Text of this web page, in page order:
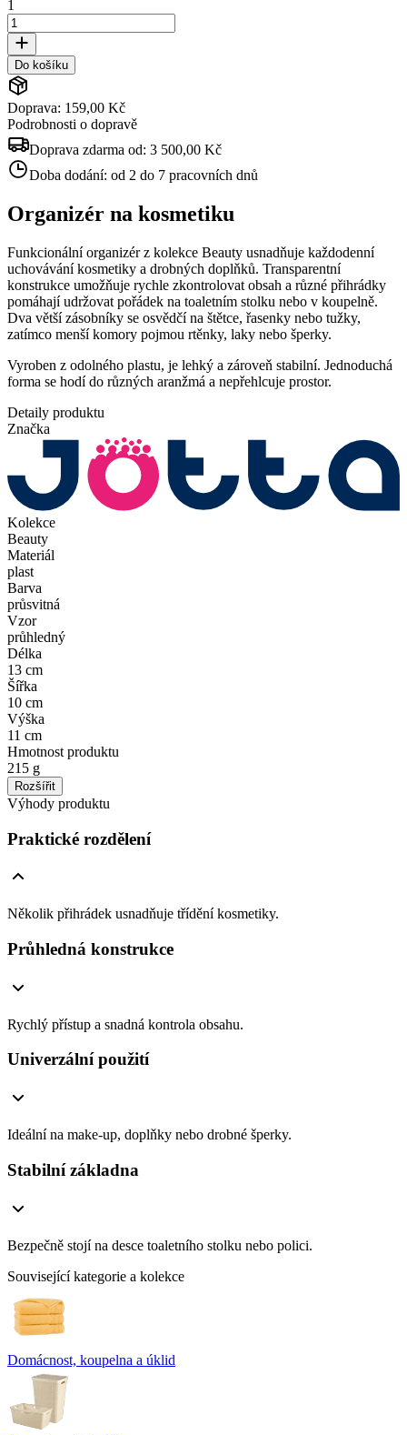
1
Do košíku
Doprava: 159,00 Kč
Podrobnosti o dopravě
Doprava zdarma od: 3 500,00 Kč
Doba dodání: od 2 do 7 pracovních dnů
Organizér na kosmetiku
Funkcionální organizér z kolekce Beauty usnadňuje každodenní
uchovávání kosmetiky a drobných doplňků. Transparentní
konstrukce umožňuje rychle zkontrolovat obsah a různé přihrádky
pomáhají udržovat pořádek na toaletním stolku nebo v koupelně.
Dva větší zásobníky se osvědčí na štětce, řasenky nebo tužky,
zatímco menší komory pojmou rtěnky, laky nebo šperky.
Vyroben z odolného plastu, je lehký a zároveň stabilní. Jednoduchá
forma se hodí do různých aranžmá a nepřehlcuje prostor.
Detaily produktu
Značka
Kolekce
Beauty
Materiál
plast
Barva
průsvitná
Vzor
průhledný
Délka
13 cm
Šířka
10 cm
Výška
11 cm
Hmotnost produktu
215 g
Rozšířit
Výhody produktu
Praktické rozdělení
Několik přihrádek usnadňuje třídění kosmetiky.
Průhledná konstrukce
Rychlý přístup a snadná kontrola obsahu.
Univerzální použití
Ideální na make-up, doplňky nebo drobné šperky.
Stabilní základna
Bezpečně stojí na desce toaletního stolku nebo polici.
Související kategorie a kolekce
Domácnost, koupelna a úklid